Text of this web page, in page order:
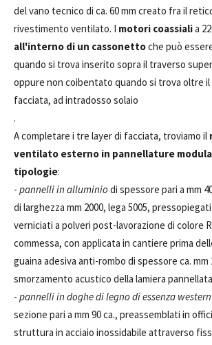
del vano tecnico di ca. 60 mm creato fra il
rivestimento ventilato. I motori coassialia
all'interno di un cassonettoche può
quando si trova inserito sopra il traverso
oppure non coibentato quando si trova oltre
facciata, ad intradosso solaio
.
A completare i tre layer di facciata, troviamo il
ventilato esterno in pannellature
tipologie:
- pannelli in alluminio di spessore pari a mm
di larghezza mm 2000, lega 5005,
verniciati a polveri post-lavorazione di colore
commessa, con applicata in cantiere prima
guaina adesiva anti-rombo di spessore ca.
smorzamento acustico della lamiera
- pannelli in doghe di legno di essenza
sezione pari a mm 90 ca., preassemblati in
struttura in acciaio inossidabile attraverso